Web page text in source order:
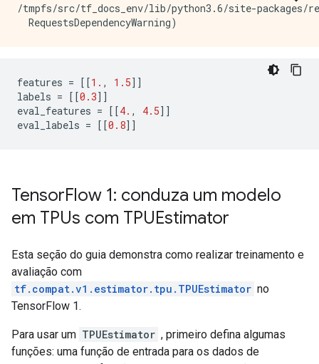
/tmpfs/src/tf_docs_env/lib/python3.6/site-packages/
features = [[1. , 1.5]]
labels = [[0.3]]
eval_features = [[4. , 4.5]]
eval_labels = [[0.8]]
TensorFlow 1: conduza um modelo
em TPUs com TPUEstimator
Esta seção do guia demonstra como realizar treinamento e
avaliação com
tf.compat.v1.estimator.tpu.TPUEstimator no
TensorFlow 1.
Para usar um TPUEstimator , primeiro defina algumas
funções: uma função de entrada para os dados de